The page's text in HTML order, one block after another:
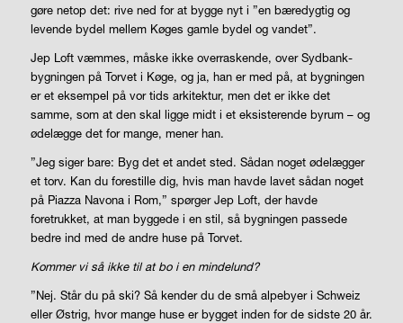
gøre netop det: rive ned for at bygge nyt i ”en bæredygtig og
levende bydel mellem Køges gamle bydel og vandet”.
Jep Loft væmmes, måske ikke overraskende, over Sydbank-
bygningen på Torvet i Køge, og ja, han er med på, at bygningen
er et eksempel på vor tids arkitektur, men det er ikke det
samme, som at den skal ligge midt i et eksisterende byrum – og
ødelægge det for mange, mener han.
”Jeg siger bare: Byg det et andet sted. Sådan noget ødelægger
et torv. Kan du forestille dig, hvis man havde lavet sådan noget
på Piazza Navona i Rom,” spørger Jep Loft, der havde
foretrukket, at man byggede i en stil, så bygningen passede
bedre ind med de andre huse på Torvet.
Kommer vi så ikke til at bo i en mindelund?
”Nej. Står du på ski? Så kender du de små alpebyer i Schweiz
eller Østrig, hvor mange huse er bygget inden for de sidste 20 år.